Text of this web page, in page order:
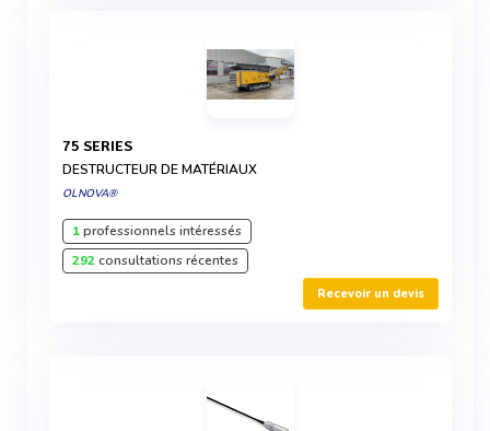
75 SERIES
DESTRUCTEUR DE MATÉRIAUX
OLNOVA®
1professionnels intéressés
292consultations récentes
Recevoir un devis